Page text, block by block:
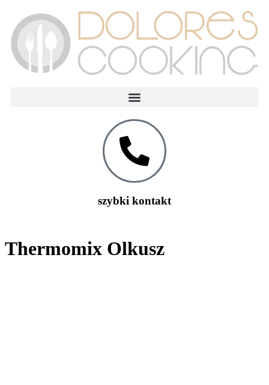
szybki kontakt
Thermomix Olkusz
Od grudnia 2022r Thermomixy dostępne od ręki!